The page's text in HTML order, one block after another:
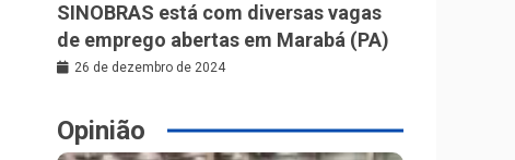
SINOBRAS está com diversas vagas
de emprego abertas em Marabá (PA)
26 de dezembro de 2024
Opinião